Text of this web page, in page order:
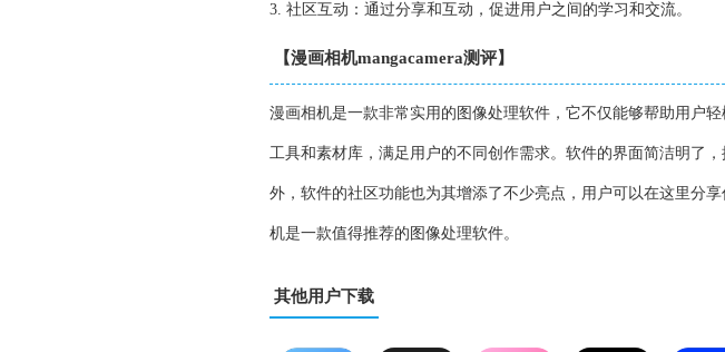
3. 社区互动：通过分享和互动，促进用户之间的学习和交流。
【漫画相机mangacamera测评】
漫画相机是一款非常实用的图像处理软件，它不仅能够帮助用户
工具和素材库，满足用户的不同创作需求。软件的界面简洁明了
外，软件的社区功能也为其增添了不少亮点，用户可以在这里分
机是一款值得推荐的图像处理软件。
其他用户下载